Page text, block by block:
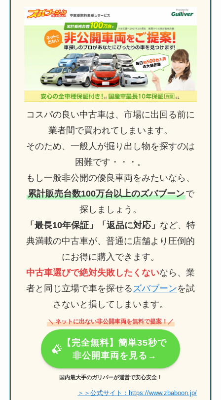
コスパの良い中古車は、市場に出回る前に
業者間で買われてしまいます。
そのため、一般人が掘り出し物を探すのは
困難です・・・。
もし一般非公開の優良車両をみたいなら、
累計販売台数100万台以上のズバブーンで
探しましょう。
「最長10年保証」「返品に対応」 など、特
典満載の中古車が、普通に店舗より圧倒的
にお得に購入できます。
中古車選びで絶対失敗したくないなら、業
者と同じ立場で車を探せる ズバブーンを試
さないと損してしまいます。
＼ ネットに出ない非公開車両を無料で提案！／
【完全無料】簡単35秒で
非公開車両を見る→
国内最大手のガリバーが運営で安心安全！
＞＞公式サイト：https://www.zbaboon.jp/